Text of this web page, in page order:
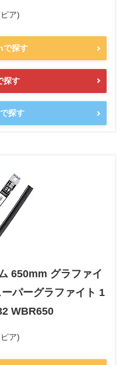
ア)
で探す
探す
探す
650mm グラファイ
パーグラファイト 1
WBR650
ア)